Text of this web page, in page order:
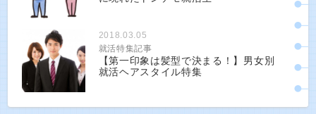
2018.03.05
就活特集記事
【第一印象は髪型で決まる！】男女別
就活ヘアスタイル特集